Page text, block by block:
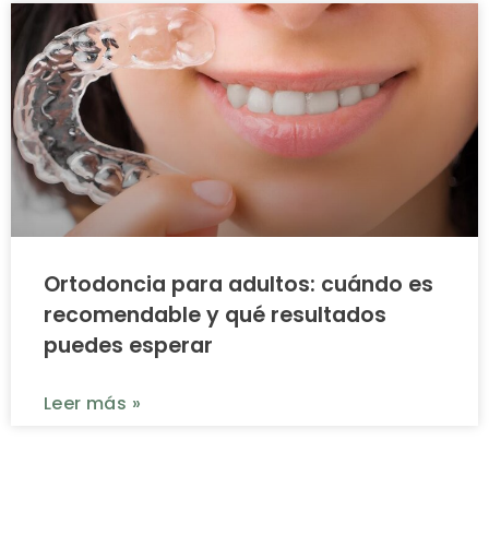
Ortodoncia para adultos: cuándo es
recomendable y qué resultados
puedes esperar
Leer más »